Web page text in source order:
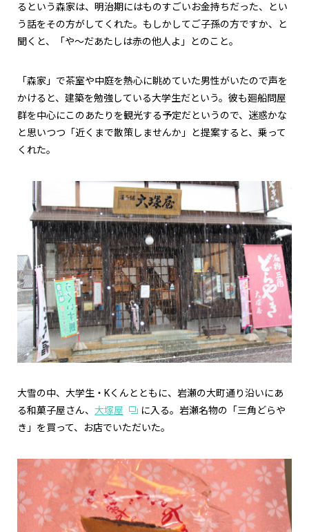
るという森家は、明治期にはものすごいお金持ちだった、とい
う話をその方がしてくれた。もしかしてご子孫の方ですか、と
聞くと、「や～だあたしは赤の他人よ」とのこと。
「森家」で茶室や中庭を熱心に眺めていた男性がいたので声を
かけると、建築を勉強している大学生だという。彼も廻船問屋
群を中心にこのあたりを観光する予定だというので、迷惑かな
と思いつつ「近くまで散策しませんか」と提案すると、乗って
くれた。
大雪の中、大学生・Kくんとともに、岩瀬の大町通り沿いにあ
る和菓子屋さん、 大塚屋
に入る。岩瀬名物の「三角どらや
き」を買って、お店でいただいた。